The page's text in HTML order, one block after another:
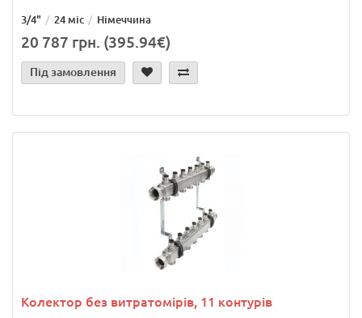
3/4" 24 міс Німеччина
20 787 грн. (395.94€)
Під замовлення
Колектор без витратомірів, 11 контурів